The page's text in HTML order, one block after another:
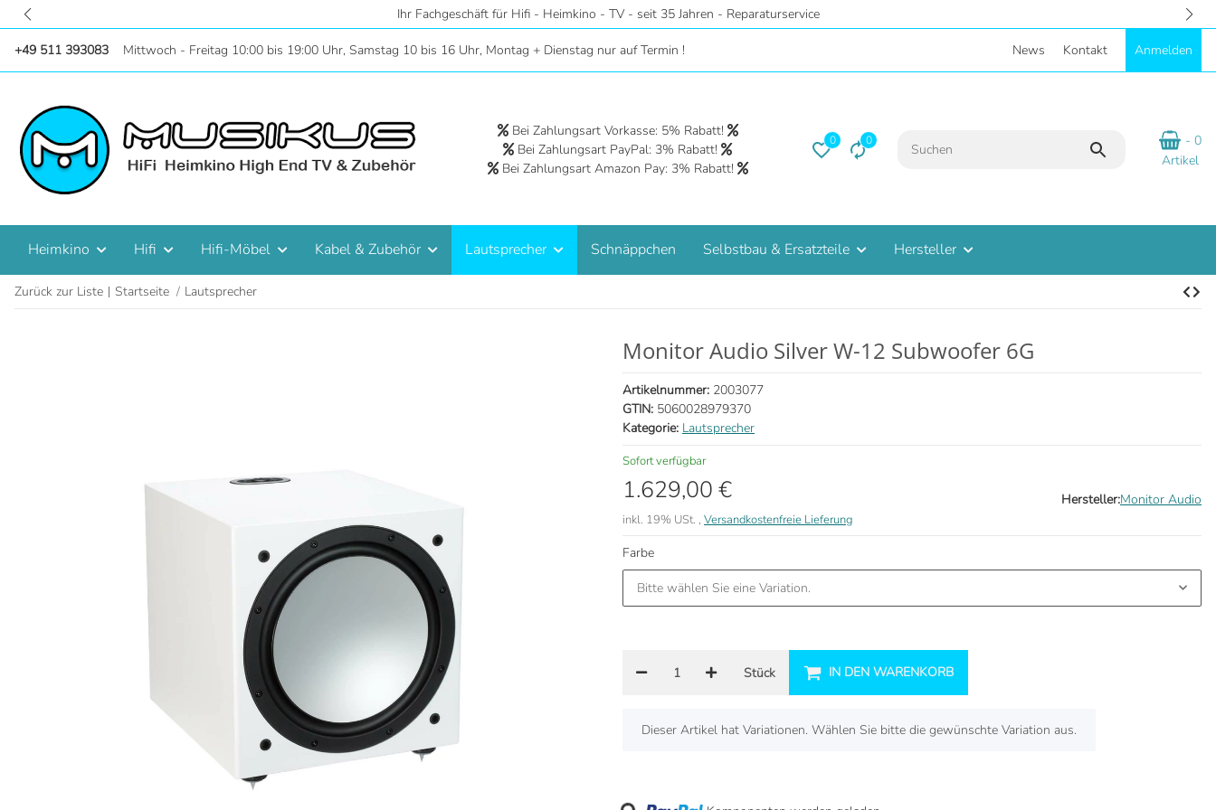
Zentral in Hannover - Riesige Auswahl auf 2 Etagen - Hörstudios in Wohnraumatmosphäre - Eigene Parkplätze
+49 511 393083 Mittwoch - Freitag 10:00 bis 19:00 Uhr, Samstag 10 bis 16 Uhr, Montag + Dienstag nur auf Termin ! News Kontakt Anmelden
Bei Zahlungsart Vorkasse: 5% Rabatt!
Bei Zahlungsart PayPal: 3% Rabatt!
Bei Zahlungsart Amazon Pay: 3% Rabatt!
0 0
- 0
Artikel
Heimkino Hifi Hifi-Möbel Kabel & Zubehör Lautsprecher Schnäppchen Selbstbau & Ersatzteile Hersteller
Zurück zur Liste Startseite Lautsprecher
Monitor Audio Silver W-12 Subwoofer 6G
Artikelnummer: 2003077
GTIN: 5060028979370
Kategorie: Lautsprecher
Sofort verfügbar
1.629,00 €
inkl. 19% USt. , Versandkostenfreie Lieferung
Hersteller:Monitor Audio
Farbe
Bitte wählen Sie eine Variation.
Stück IN DEN WARENKORB
x
Dieser Artikel hat Variationen. Wählen Sie bitte die gewünschte Variation aus.